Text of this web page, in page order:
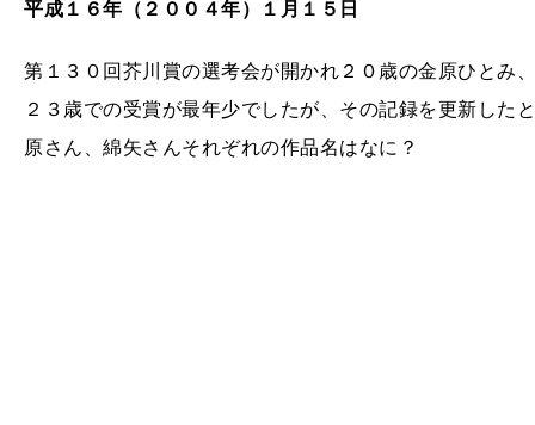
平成１６年（２００４年）１月１５日
第１３０回芥川賞の選考会が開かれ２０歳の金原ひとみ
２３歳での受賞が最年少でしたが、その記録を更新した
原さん、綿矢さんそれぞれの作品名はなに？